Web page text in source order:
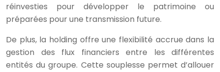
réinvesties pour développer le patrimoine ou
préparées pour une transmission future.
De plus, la holding offre une flexibilité accrue dans la
gestion des flux financiers entre les différentes
entités du groupe. Cette souplesse permet d’allouer